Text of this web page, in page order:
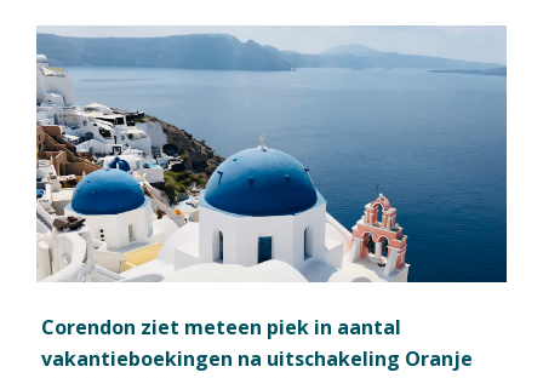
Corendon ziet meteen piek in aantal
vakantieboekingen na uitschakeling Oranje